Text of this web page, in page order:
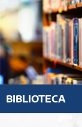
BIBLIOTECA